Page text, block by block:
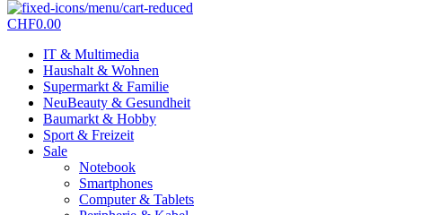
CHF0.00
IT & Multimedia
Haushalt & Wohnen
Supermarkt & Familie
NeuBeauty & Gesundheit
Baumarkt & Hobby
Sport & Freizeit
Sale
Notebook
Smartphones
Computer & Tablets